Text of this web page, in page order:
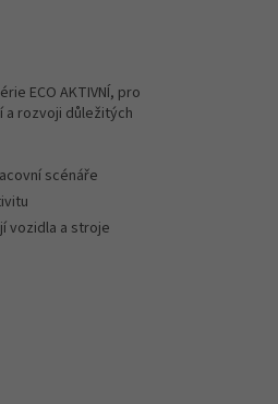
ECO AKTIVNÍ, pro
rozvoji důležitých
scénáře
vozidla a stroje